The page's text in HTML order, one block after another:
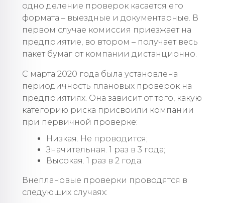
одно деление проверок касается его
формата – выездные и документарные. В
первом случае комиссия приезжает на
предприятие, во втором – получает весь
пакет бумаг от компании дистанционно.
С марта 2020 года была установлена
периодичность плановых проверок на
предприятиях. Она зависит от того, какую
категорию риска присвоили компании
при первичной проверке:
Низкая. Не проводится;
Значительная. 1 раз в 3 года;
Высокая. 1 раз в 2 года.
Внеплановые проверки проводятся в
следующих случаях: